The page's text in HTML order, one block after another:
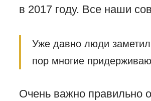
в 2017 году. Все наши
Уже давно люди
пор многие
Очень важно правильно